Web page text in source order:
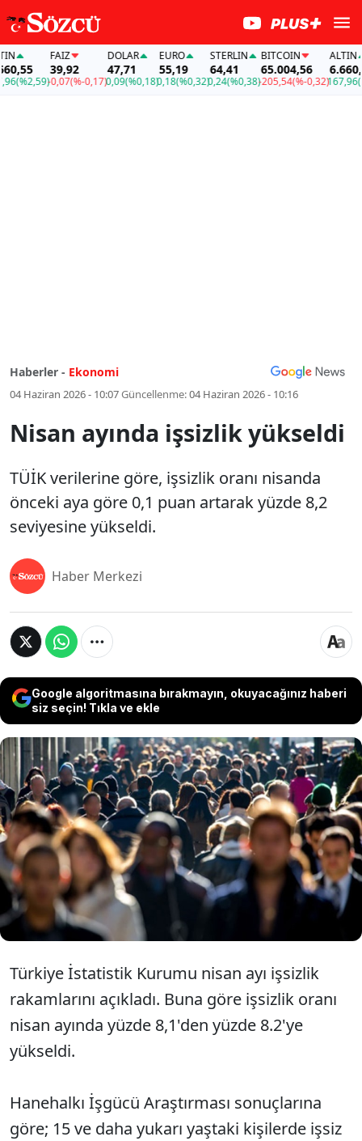
(%2,59)
FAİZ
39,92
-0,07(%-0,17)
DOLAR
47,71
0,09(%0,18)
EURO
55,19
0,18(%0,32)
STERLIN
64,41
0,24(%0,38)
BITCOIN
65.004,56
-205,54(%-0,32)
ALTIN
6.660,55
167,96
Haberler - Ekonomi
04 Haziran 2026 - 10:07Güncellenme:04 Haziran 2026 - 10:16
Nisan ayında işsizlik yükseldi
TÜİK verilerine göre, işsizlik oranı nisanda
önceki aya göre 0,1 puan artarak yüzde 8,2
seviyesine yükseldi.
Haber Merkezi
Google algoritmasına bırakmayın, okuyacağınız haberi
siz seçin! Tıkla ve ekle
TÜİK verilerine göre, işsizlik oranı
nisanda önceki aya göre 0,1 puan
artarak yüzde 8,2 seviyesine yükseldi.
Türkiye İstatistik Kurumu nisan ayı işsizlik
rakamlarını açıkladı. Buna göre işsizlik oranı
nisan ayında yüzde 8,1'den yüzde 8.2'ye
yükseldi.
Hanehalkı İşgücü Araştırması sonuçlarına
göre; 15 ve daha yukarı yaştaki kişilerde işsiz